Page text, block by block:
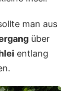
man aus
über
entlang